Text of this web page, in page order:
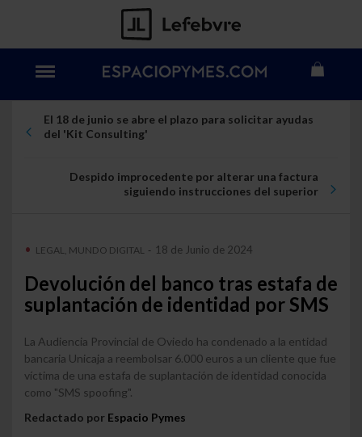
El 18 de junio se abre el plazo para solicitar ayudas
del 'Kit Consulting'
Despido improcedente por alterar una factura
siguiendo instrucciones del superior
LEGAL, MUNDO DIGITAL - 18 de Junio de 2024
Devolución del banco tras estafa de
suplantación de identidad por SMS
La Audiencia Provincial de Oviedo ha condenado a la entidad
bancaria Unicaja a reembolsar 6.000 euros a un cliente que fue
víctima de una estafa de suplantación de identidad conocida
como "SMS spoofing".
Redactado por Espacio Pymes